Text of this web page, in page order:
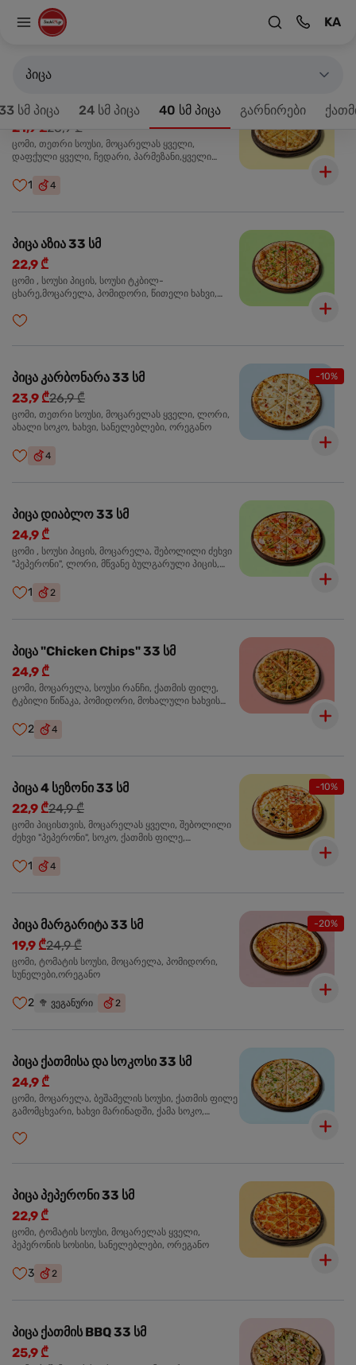
KA
პიცა
სმ პიცა 24 სმ პიცა 40 სმ პიცა გარნირები
მთავარზე
-20%
პიცა 4 ყველის 33 სმ
21,9 ₾26,9 ₾
ცომი, თეთრი სოუსი, მოცარელას ყველი,
დაფქული ყველი, ჩედარი, პარმეზანი,ყველი
1 4
პიცა აზია 33 სმ
22,9 ₾
ცომი , სოუსი პიცის, სოუსი ტკბილ-
ცხარე,მოცარელა, პომიდორი, წითელი ხახვი,
სეზამის მარცვლის ნაზავი, ქინძი, ორეგანო
-10%
პიცა კარბონარა 33 სმ
23,9 ₾26,9 ₾
ცომი, თეთრი სოუსი, მოცარელას ყველი, ლორი,
ახალი სოკო, ხახვი, სანელებლები, ორეგანო
4
პიცა დიაბლო 33 სმ
24,9 ₾
ცომი , სოუსი პიცის, მოცარელა, შებოლილი ძეხვი
"პეპერონი", ლორი, მწვანე ბულგარული პიცის,
1 2
პიცა "Chicken Chips" 33 სმ
24,9 ₾
ცომი, მოცარელა, სოუსი რანჩი, ქათმის ფილე,
ტკბილი წიწაკა, პომიდორი, მოხალული ხახვის
2 4
-10%
პიცა 4 სეზონი 33 სმ
22,9 ₾24,9 ₾
ცომი პიცისთვის, მოცარელას ყველი, შებოლილი
ძეხვი "პეპერონი", სოკო, ქათმის ფილე,
1 4
-20%
პიცა მარგარიტა 33 სმ
19,9 ₾24,9 ₾
ცომი, ტომატის სოუსი, მოცარელა, პომიდორი,
სუნელები,ორეგანო
2 🥦 ვეგანური 2
პიცა ქათმისა და სოკოსი 33 სმ
24,9 ₾
ცომი, მოცარელა, ბეშამელის სოუსი, ქათმის ფილე
გამომცხვარი, ხახვი მარინადში, ქამა სოკო,
პიცა პეპერონი 33 სმ
22,9 ₾
ცომი, ტომატის სოუსი, მოცარელას ყველი,
პეპერონის სოსისი, სანელებლები, ორეგანო
3 2
პიცა ქათმის BBQ 33 სმ
25,9 ₾